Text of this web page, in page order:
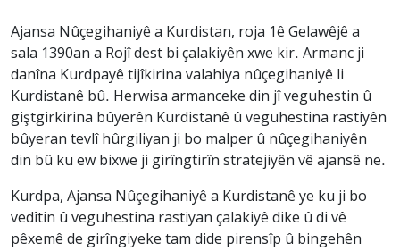
Ajansa Nûçegihaniyê a Kurdistan, roja 1ê Gelawêjê a
sala 1390an a Rojî dest bi çalakiyên xwe kir. Armanc ji
danîna Kurdpayê tijîkirina valahiya nûçegihaniyê li
Kurdistanê bû. Herwisa armanceke din jî veguhestin û
giştgirkirina bûyerên Kurdistanê û veguhestina rastiyên
bûyeran tevlî hûrgiliyan ji bo malper û nûçegihaniyên
din bû ku ew bixwe ji girîngtirîn stratejiyên vê ajansê ne.
Kurdpa, Ajansa Nûçegihaniyê a Kurdistanê ye ku ji bo
vedîtin û veguhestina rastiyan çalakiyê dike û di vê
pêxemê de girîngiyeke tam dide pirensîp û bingehên